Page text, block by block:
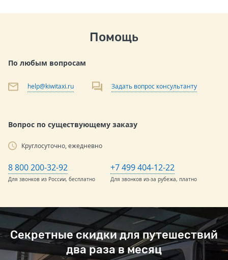
Помощь
По любым вопросам
help@kiwitaxi.ru Задать вопрос консультанту
Вопрос по существующему заказу
Круглосуточно, ежедневно
8 800 200-32-92
Для звонков из России, бесплатно
+7 499 404-12-22
Для звонков из-за рубежа, платно
Секретные скидки для путешествий
два раза в месяц